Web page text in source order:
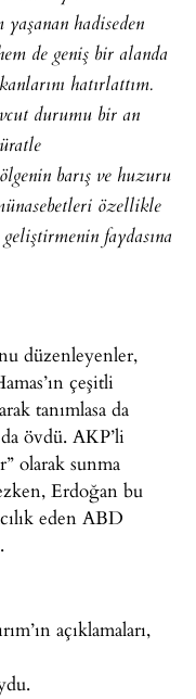
hadiseden
de geniş bir alanda
hatırlattım.
durumu bir an
barış ve huzuru
özellikle
faydasına
düzenleyenler,
çeşitli
tanımlasa da
övdü. AKP’li
olarak sunma
Erdoğan bu
eden ABD
açıklamaları,